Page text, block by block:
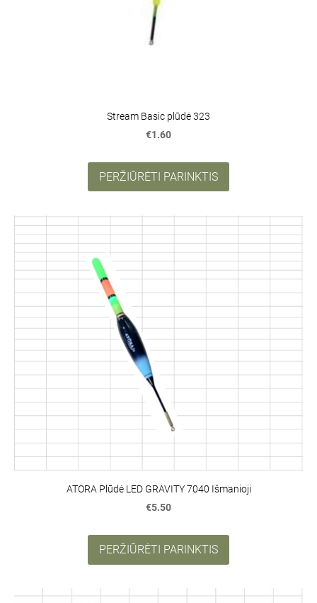
Stream Basic plūdė 323
€1.60
PERŽIŪRĖTI PARINKTIS
ATORA Plūdė LED GRAVITY 7040 Išmanioji
€5.50
PERŽIŪRĖTI PARINKTIS